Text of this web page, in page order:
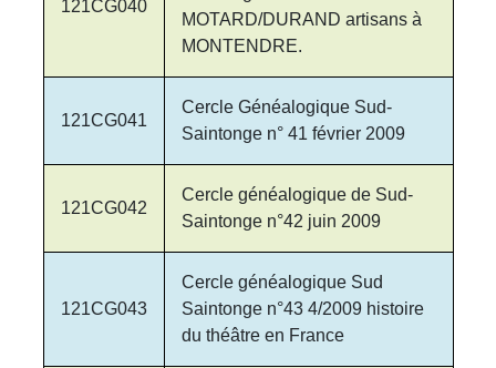
121CG040
MOTARD/DURAND artisans à
MONTENDRE.
121CG041
Cercle Généalogique Sud-
Saintonge n° 41 février 2009
121CG042
Cercle généalogique de Sud-
Saintonge n°42 juin 2009
121CG043
Cercle généalogique Sud
Saintonge n°43 4/2009 histoire
du théâtre en France